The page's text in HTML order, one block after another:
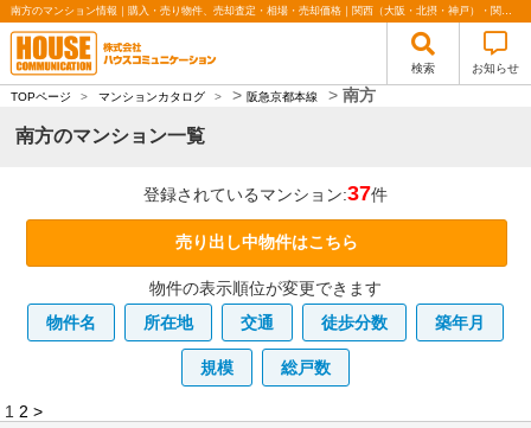
南方のマンション情報｜購入・売り物件、売却査定・相場・売却価格｜関西（大阪・北摂・神戸）・関東（東京）で不動産の購入・売却、注文住宅、リノベーションの事なら株式会社ハウスコミュニケーション
検索 お知らせ
TOPページ > マンションカタログ > > 阪急京都本線 > 南方
南方のマンション一覧
登録されているマンション:37件
売り出し中物件はこちら
物件の表示順位が変更できます
物件名
所在地 交通 徒歩分数 築年月
規模 総戸数
1 2 >